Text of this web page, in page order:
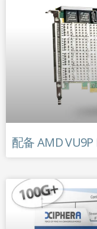
配备 AMD VU9P